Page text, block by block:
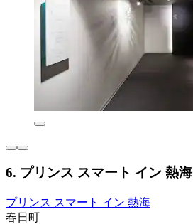
6. プリンス スマート イン 熱海
プリンス スマート イン 熱海
春日町